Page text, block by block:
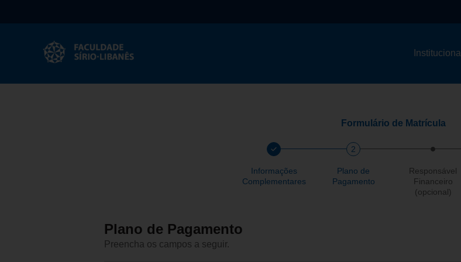
Institucional
Formulário de Matrícula
Informações
Complementares
2
Plano de
Pagamento
Responsável
Financeiro
(opcional)
Plano de Pagamento
Preencha os campos a seguir.